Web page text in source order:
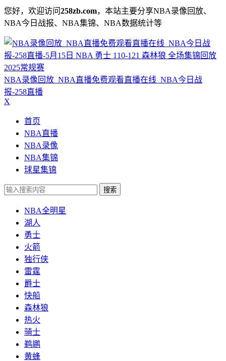
您好，欢迎访问258zb.com，本站主要分享NBA录像回放、
NBA今日战报、NBA集锦、NBA数据统计等
NBA录像回放_NBA直播免费观看直播在线_NBA今日战
报-258直播
X
首页
NBA直播
NBA录像
NBA集锦
球星集锦
搜索
NBA全明星
湖人
勇士
火箭
独行侠
雷霆
爵士
快船
森林狼
热火
骑士
鹈鹕
黄蜂